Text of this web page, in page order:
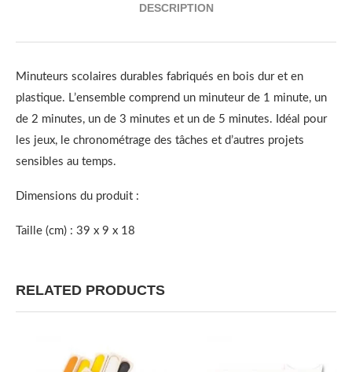
DESCRIPTION
Minuteurs scolaires durables fabriqués en bois dur et en
plastique. L’ensemble comprend un minuteur de 1 minute, un
de 2 minutes, un de 3 minutes et un de 5 minutes. Idéal pour
les jeux, le chronométrage des tâches et d’autres projets
sensibles au temps.
Dimensions du produit :
Taille (cm) : 39 x 9 x 18
RELATED PRODUCTS